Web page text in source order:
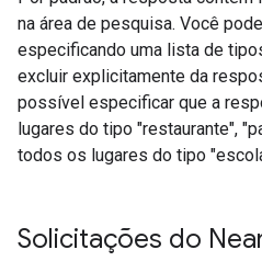
na área de pesquisa. Você
especificando uma lista de
excluir explicitamente da
possível especificar que a
lugares do tipo "restaurante",
todos os lugares do tipo
Solicitações do